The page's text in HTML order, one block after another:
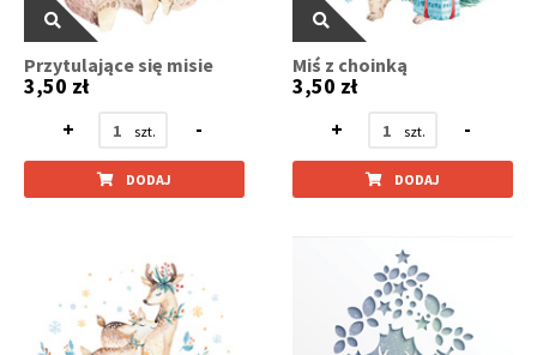
Przytulające się misie
3,50 zł
+
-
DODAJ
Miś z choinką
3,50 zł
+
-
DODAJ